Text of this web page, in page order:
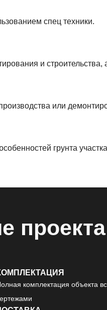
спец техники.
и строительства,
или
грунта
проекта
комплектация объекта